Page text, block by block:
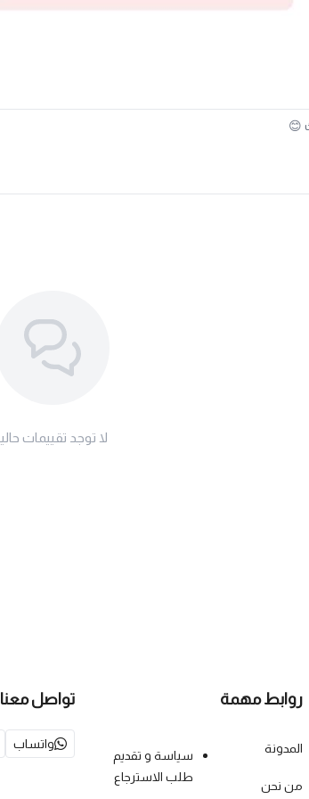
لا توجد تقييمات
روابط مهمة
المدونة
من نحن
سياسة و تقديم
طلب الاسترجاع
تواصل معنا
واتساب